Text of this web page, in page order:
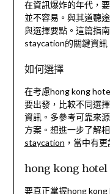
在資訊爆炸的年代，
並不容易。與其道聽
與選擇要點。這篇指
staycation的關鍵資訊
如何選擇
在考慮hong kong
要出發，比較不同選
資訊。多參考可靠來
方案。想進一步了解
staycation ，當中有
hong kong hotel
要真正掌握hong